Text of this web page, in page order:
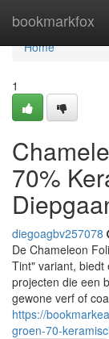
bookmarkfox
Home
Home
1
70%
diegoagbv257078
De Chameleon
Tint" variant, biedt
projecten die een
gewone verf of
https://
groen-70-